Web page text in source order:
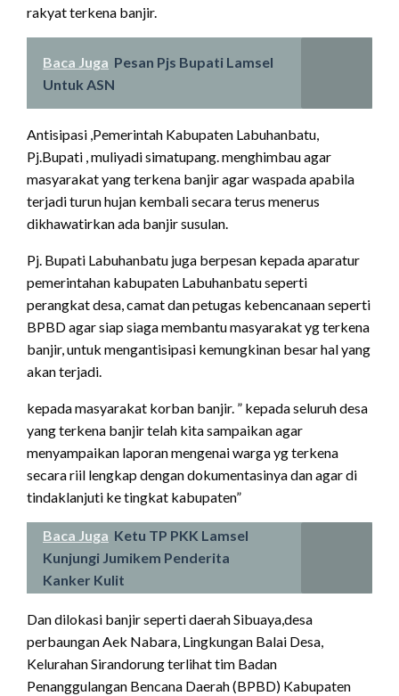
rakyat terkena banjir.
Baca Juga Pesan Pjs Bupati Lamsel
Untuk ASN
Antisipasi ,Pemerintah Kabupaten Labuhanbatu,
Pj.Bupati , muliyadi simatupang. menghimbau agar
masyarakat yang terkena banjir agar waspada apabila
terjadi turun hujan kembali secara terus menerus
dikhawatirkan ada banjir susulan.
Pj. Bupati Labuhanbatu juga berpesan kepada aparatur
pemerintahan kabupaten Labuhanbatu seperti
perangkat desa, camat dan petugas kebencanaan seperti
BPBD agar siap siaga membantu masyarakat yg terkena
banjir, untuk mengantisipasi kemungkinan besar hal yang
akan terjadi.
kepada masyarakat korban banjir. ” kepada seluruh desa
yang terkena banjir telah kita sampaikan agar
menyampaikan laporan mengenai warga yg terkena
secara riil lengkap dengan dokumentasinya dan agar di
tindaklanjuti ke tingkat kabupaten”
Baca Juga Ketu TP PKK Lamsel
Kunjungi Jumikem Penderita
Kanker Kulit
Dan dilokasi banjir seperti daerah Sibuaya,desa
perbaungan Aek Nabara, Lingkungan Balai Desa,
Kelurahan Sirandorung terlihat tim Badan
Penanggulangan Bencana Daerah (BPBD) Kabupaten